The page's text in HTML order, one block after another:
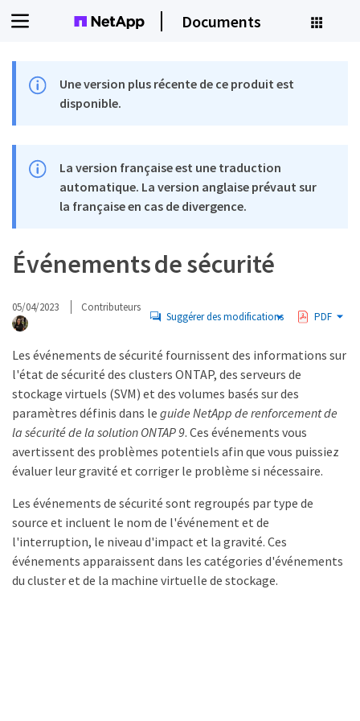
Documents
Une version plus récente de ce produit est
disponible.
La version française est une traduction
automatique. La version anglaise prévaut sur
la française en cas de divergence.
Événements de sécurité
05/04/2023 Contributeurs
Suggérer des modifications PDF
Les événements de sécurité fournissent des informations sur
l'état de sécurité des clusters ONTAP, des serveurs de
stockage virtuels (SVM) et des volumes basés sur des
paramètres définis dans le guide NetApp de renforcement de
la sécurité de la solution ONTAP 9. Ces événements vous
avertissent des problèmes potentiels afin que vous puissiez
évaluer leur gravité et corriger le problème si nécessaire.
Les événements de sécurité sont regroupés par type de
source et incluent le nom de l'événement et de
l'interruption, le niveau d'impact et la gravité. Ces
événements apparaissent dans les catégories d'événements
du cluster et de la machine virtuelle de stockage.